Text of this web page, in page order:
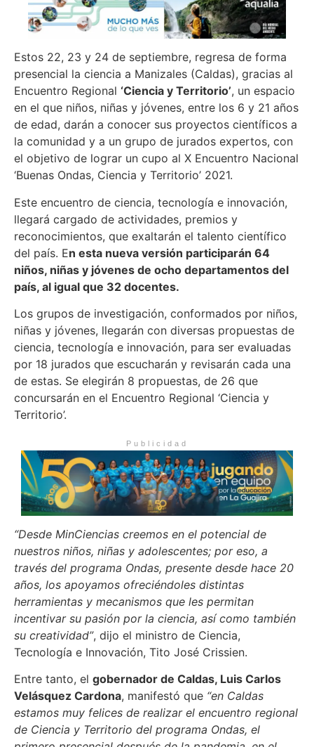
Estos 22, 23 y 24 de septiembre, regresa de forma
presencial la ciencia a Manizales (Caldas), gracias al
Encuentro Regional ‘Ciencia y Territorio’, un espacio
en el que niños, niñas y jóvenes, entre los 6 y 21 años
de edad, darán a conocer sus proyectos científicos a
la comunidad y a un grupo de jurados expertos, con
el objetivo de lograr un cupo al X Encuentro Nacional
‘Buenas Ondas, Ciencia y Territorio’ 2021.
Este encuentro de ciencia, tecnología e innovación,
llegará cargado de actividades, premios y
reconocimientos, que exaltarán el talento científico
del país. En esta nueva versión participarán 64
niños, niñas y jóvenes de ocho departamentos del
país, al igual que 32 docentes.
Los grupos de investigación, conformados por niños,
niñas y jóvenes, llegarán con diversas propuestas de
ciencia, tecnología e innovación, para ser evaluadas
por 18 jurados que escucharán y revisarán cada una
de estas. Se elegirán 8 propuestas, de 26 que
concursarán en el Encuentro Regional ‘Ciencia y
Territorio’.
Publicidad
“Desde MinCiencias creemos en el potencial de
nuestros niños, niñas y adolescentes; por eso, a
través del programa Ondas, presente desde hace 20
años, los apoyamos ofreciéndoles distintas
herramientas y mecanismos que les permitan
incentivar su pasión por la ciencia, así como también
su creatividad”, dijo el ministro de Ciencia,
Tecnología e Innovación, Tito José Crissien.
Entre tanto, el gobernador de Caldas, Luis Carlos
Velásquez Cardona, manifestó que “en Caldas
estamos muy felices de realizar el encuentro regional
de Ciencia y Territorio del programa Ondas, el